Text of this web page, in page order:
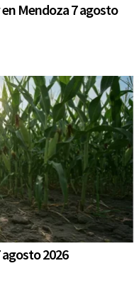
Mendoza 7 agosto
2026